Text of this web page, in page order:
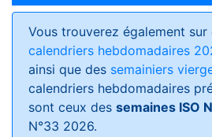
Vous trouverez également
calendriers hebdomadaires
ainsi que des semainiers
calendriers hebdomadaires
sont ceux des semaines ISO
N°33 2026.